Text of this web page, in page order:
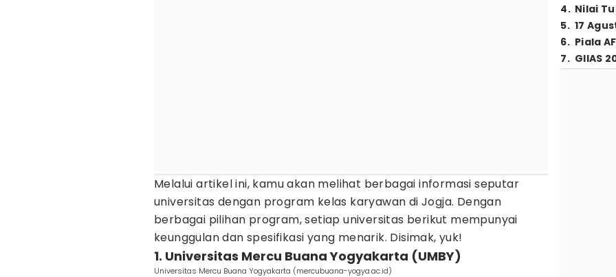
Melalui artikel ini, kamu akan melihat berbagai informasi seputar
universitas dengan program kelas karyawan di Jogja. Dengan
berbagai pilihan program, setiap universitas berikut mempunyai
keunggulan dan spesifikasi yang menarik. Disimak, yuk!
1. Universitas Mercu Buana Yogyakarta (UMBY)
Universitas Mercu Buana Yogyakarta (mercubuana-yogya.ac.id)
4. Nilai
5. 17
6. Piala
7. GIIAS